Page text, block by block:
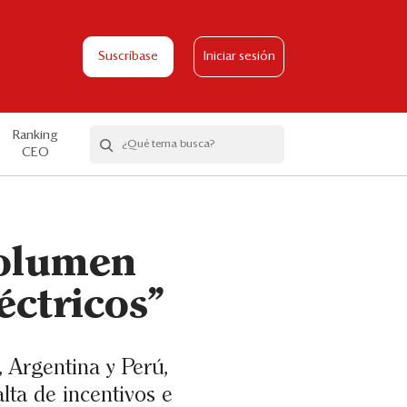
Suscríbase Iniciar sesión
Ranking
CEO
y Perú,
de incentivos e